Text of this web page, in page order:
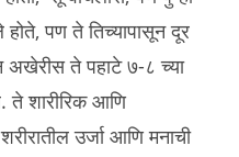
पण ते तिच्यापासून दूर
अखेरीस ते पहाटे ७-८ च्या
ते शारीरिक आणि
उर्जा आणि मनाची